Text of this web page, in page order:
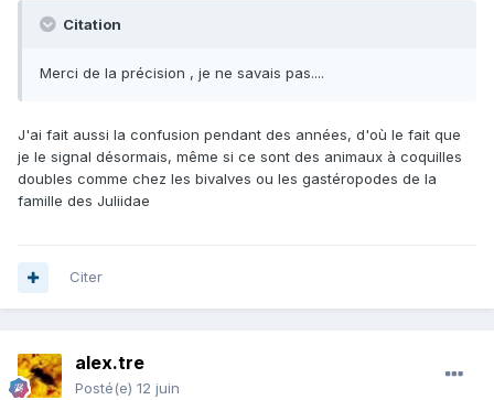
Citation
Merci de la précision , je ne savais pas....
J'ai fait aussi la confusion pendant des années, d'où le fait que
je le signal désormais, même si ce sont des animaux à coquilles
doubles comme chez les bivalves ou les gastéropodes de la
famille des Juliidae
Citer
alex.tre
Posté(e) 12 juin